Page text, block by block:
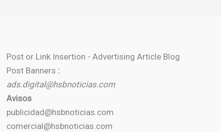
Post or Link Insertion - Advertising Article Blog
Post Banners :
ads.digital@hsbnoticias.com
Avisos
publicidad@hsbnoticias.com
comercial@hsbnoticias.com